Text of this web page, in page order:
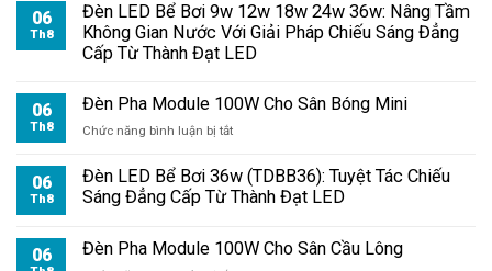
06
Th8
Đèn LED Bể Bơi 9w 12w 18w 24w 36w: Nâng Tầm
Không Gian Nước Với Giải Pháp Chiếu Sáng Đẳng
Cấp Từ Thành Đạt LED
06
Th8
Đèn Pha Module 100W Cho Sân Bóng Mini
Chức năng bình luận bị tắtở
Pha
Module
Sân
06
Th8
Đèn LED Bể Bơi 36w (TDBB36): Tuyệt Tác Chiếu
Sáng Đẳng Cấp Từ Thành Đạt LED
06 Đèn Pha Module 100W Cho Sân Cầu Lông